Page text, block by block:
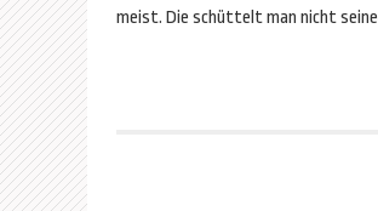
meist. Die schüttelt man nicht